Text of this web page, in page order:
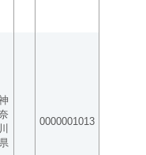
川
県
0000001013